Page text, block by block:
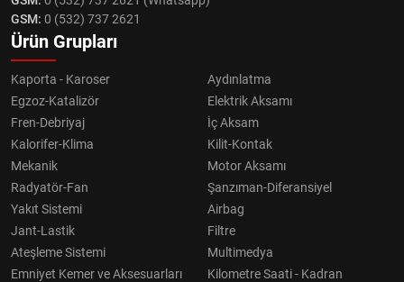
GSM: 0 (532) 737 2621
Ürün Grupları
Kaporta - Karoser
Aydınlatma
Egzoz-Katalizör
Elektrik Aksamı
Fren-Debriyaj
İç Aksam
Kalorifer-Klima
Kilit-Kontak
Mekanik
Motor Aksamı
Radyatör-Fan
Şanzıman-Diferansiyel
Yakıt Sistemi
Airbag
Jant-Lastik
Filtre
Ateşleme Sistemi
Multimedya
Emniyet Kemer ve Aksesuarları
Kilometre Saati - Kadran